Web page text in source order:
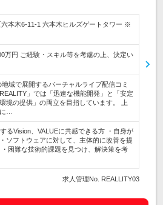
本木6-11-1 六本木ヒルズゲートタワー ※
万円 ご経験・スキル等を考慮の上、決定い
域で展開するバーチャルライブ配信コミ
」では「迅速な機能開発」と「安定
境の提供」の両立を目指しています。 上
…
るVision、VALUEに共感できる方 ・自身が
ソフトウェアに対して、主体的に改善を提
困難な技術的課題を見つけ、解決策を考
求人管理No. REALLITY03